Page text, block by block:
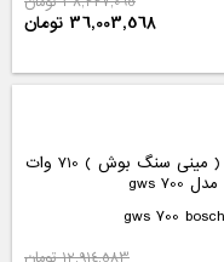
ws 15-125 sx aeg
ناموجود